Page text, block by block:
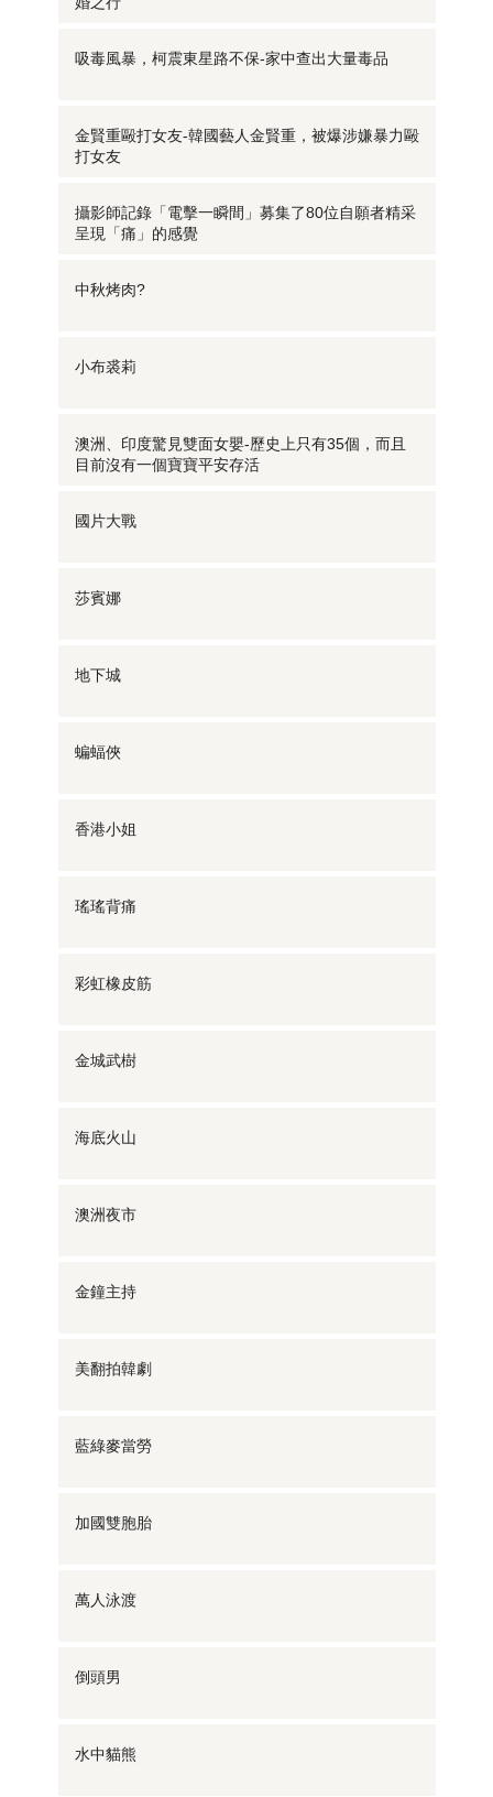
吸毒風暴，柯震東星路不保-家中查出大量毒品
金賢重毆打女友-韓國藝人金賢重，被爆涉嫌暴力毆
打女友
攝影師記錄「電擊一瞬間」募集了80位自願者精采
呈現「痛」的感覺
中秋烤肉?
小布裘莉
澳洲、印度驚見雙面女嬰-歷史上只有35個，而且
目前沒有一個寶寶平安存活
國片大戰
莎賓娜
地下城
蝙蝠俠
香港小姐
瑤瑤背痛
彩虹橡皮筋
金城武樹
海底火山
澳洲夜市
金鐘主持
美翻拍韓劇
藍綠麥當勞
加國雙胞胎
萬人泳渡
倒頭男
水中貓熊